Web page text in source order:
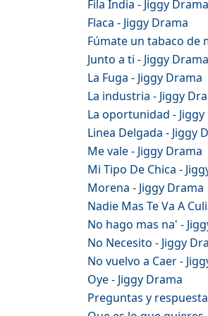
Fila India - Jiggy Drama
Flaca - Jiggy Drama
Fúmate un tabaco de
Junto a ti - Jiggy Drama
La Fuga - Jiggy Drama
La industria - Jiggy
La oportunidad -
Linea Delgada - Jiggy
Me vale - Jiggy Drama
Mi Tipo De Chica -
Morena - Jiggy Drama
Nadie Mas Te Va A
No hago mas na' -
No Necesito - Jiggy
No vuelvo a Caer -
Oye - Jiggy Drama
Preguntas y